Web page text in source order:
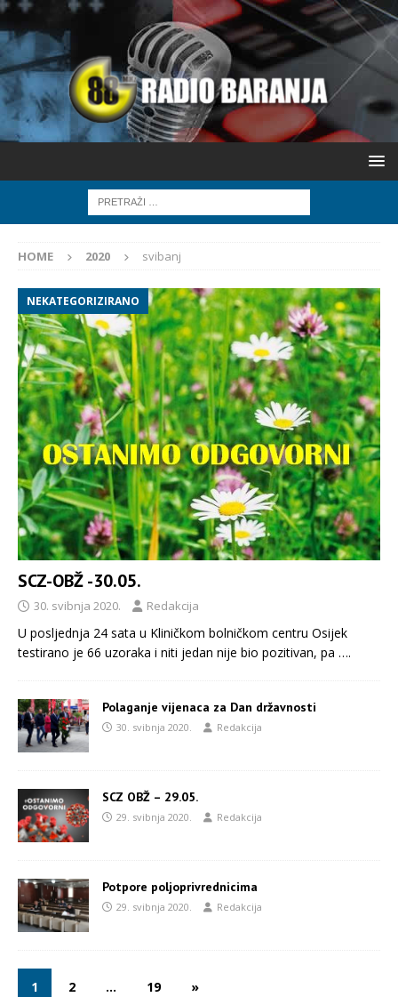
HOME 2020 svibanj
NEKATEGORIZIRANO
SCZ-OBŽ -30.05.
30. svibnja 2020. Redakcija
U posljednja 24 sata u Kliničkom bolničkom centru Osijek
testirano je 66 uzoraka i niti jedan nije bio pozitivan, pa ….
Polaganje vijenaca za Dan državnosti
30. svibnja 2020. Redakcija
SCZ OBŽ – 29.05.
29. svibnja 2020. Redakcija
Potpore poljoprivrednicima
29. svibnja 2020. Redakcija
1 2 … 19 »